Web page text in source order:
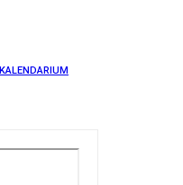
KALENDARIUM